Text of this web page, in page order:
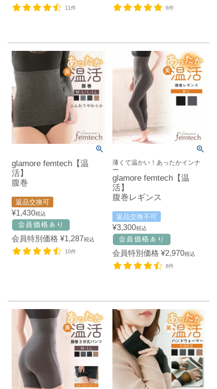
11件 6件
glamore femtech【温
活】
腹巻
返品交換可
¥1,430税込
会員特別価格 ¥1,287税込
10件
薄くて温かい！あったかインナ
ー
glamore femtech【温
活】
腹巻レギンス
返品交換不可
¥3,300税込
会員特別価格 ¥2,970税込
8件